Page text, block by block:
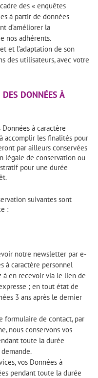
des « enquêtes
à partir de données
d’améliorer la
nos adhérents.
et l’adaptation de son
des utilisateurs, avec votre
DONNÉES À
Données à caractère
accomplir les finalités pour
par ailleurs conservées
légale de conservation ou
pour une durée
suivantes sont
:
notre newsletter par e-
à caractère personnel
à en recevoir via le lien de
; en tout état de
3 ans après le dernier
formulaire de contact, par
nous conservons vos
toute la durée
vos Données à
pendant toute la durée